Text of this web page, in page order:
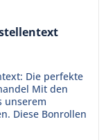
Die perfekte
Mit den
unserem
Diese Bonrollen